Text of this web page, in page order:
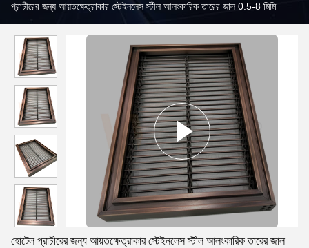
প্রাচীরের জন্য আয়তক্ষেত্রাকার স্টেইনলেস স্টীল আলংকারিক তারের জাল 0.5-8 মিমি
হোটেল প্রাচীরের জন্য আয়তক্ষেত্রাকার স্টেইনলেস স্টীল আলংকারিক তারের জাল